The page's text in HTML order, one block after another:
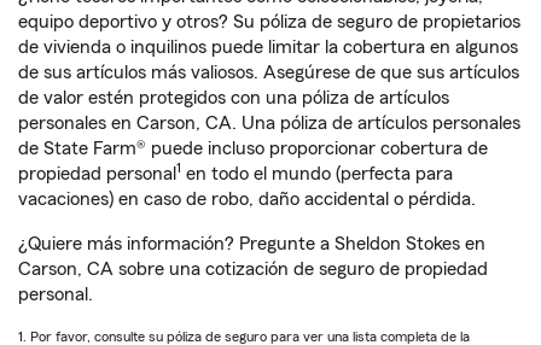
equipo deportivo y otros? Su póliza de seguro de propietarios
de vivienda o inquilinos puede limitar la cobertura en algunos
de sus artículos más valiosos. Asegúrese de que sus artículos
de valor estén protegidos con una póliza de artículos
personales en Carson, CA. Una póliza de artículos personales
de State Farm® puede incluso proporcionar cobertura de
propiedad personal 1 en todo el mundo (perfecta para
vacaciones) en caso de robo, daño accidental o pérdida.
¿Quiere más información? Pregunte a Sheldon Stokes en
Carson, CA sobre una cotización de seguro de propiedad
personal.
1. Por favor, consulte su póliza de seguro para ver una lista completa de la